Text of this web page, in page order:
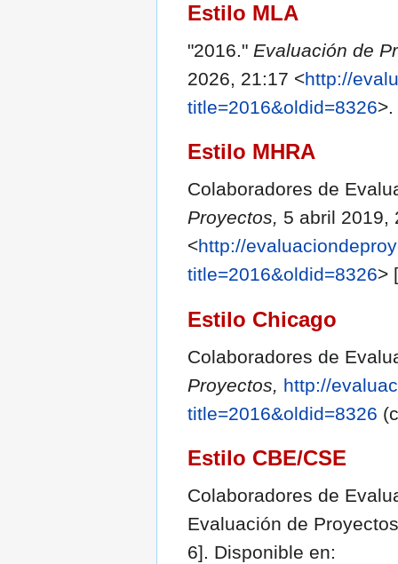
Estilo MLA
"2016." Evaluación de
2026, 21:17 <http://
title=2016&oldid=8326>.
Estilo MHRA
Colaboradores de
Proyectos, 5 abril 2019,
<http://
title=2016&oldid=8326>
Estilo Chicago
Colaboradores de
Proyectos, http://
title=2016&oldid=8326
Estilo CBE/CSE
Colaboradores de
Evaluación de
6]. Disponible en: